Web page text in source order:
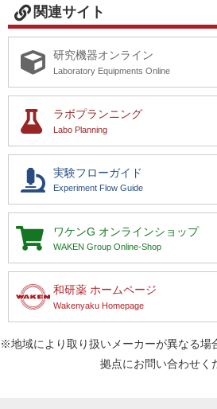
関連サイト
研究機器オンライン
Laboratory Equipments Online
ラボプランニング
Labo Planning
実験フローガイド
Experiment Flow Guide
ワケンG オンラインショップ
WAKEN Group Online-Shop
和研薬 ホームページ
Wakenyaku Homepage
※地域により取り扱いメーカーが異なる場
拠点にお問い合わせく